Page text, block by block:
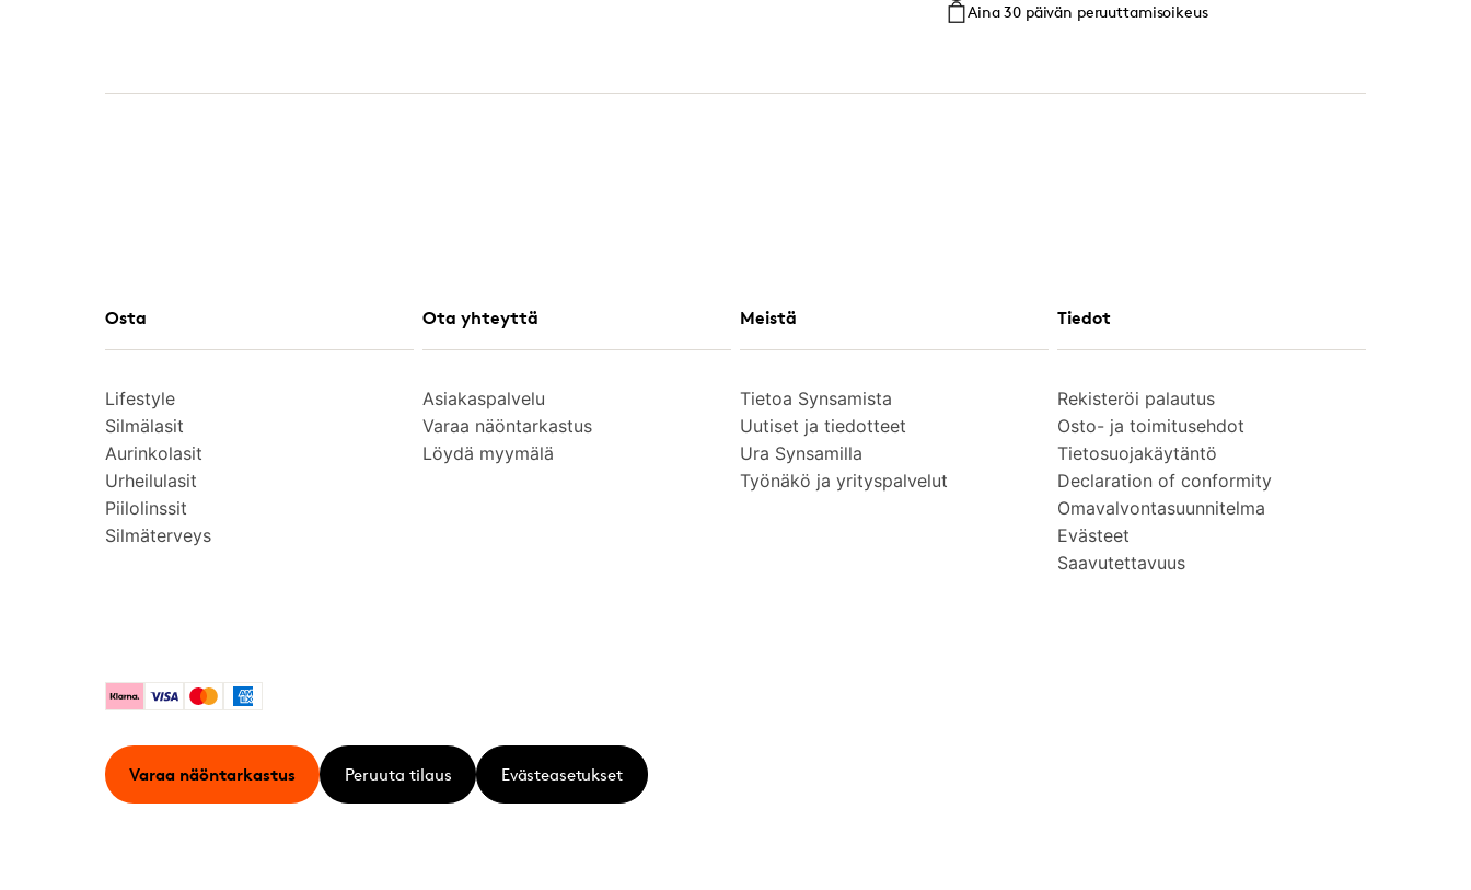
Aina 30 päivän peruuttamisoikeus
Osta
Lifestyle
Silmälasit
Aurinkolasit
Urheilulasit
Piilolinssit
Silmäterveys
Ota yhteyttä
Asiakaspalvelu
Varaa näöntarkastus
Löydä myymälä
Meistä
Tietoa Synsamista
Uutiset ja tiedotteet
Ura Synsamilla
Työnäkö ja yrityspalvelut
Tiedot
Rekisteröi palautus
Osto- ja toimitusehdot
Tietosuojakäytäntö
Declaration of conformity
Omavalvontasuunnitelma
Evästeet
Saavutettavuus
KlarnaVisa MastercardAmerican Express
Varaa näöntarkastus Peruuta tilaus Evästeasetukset